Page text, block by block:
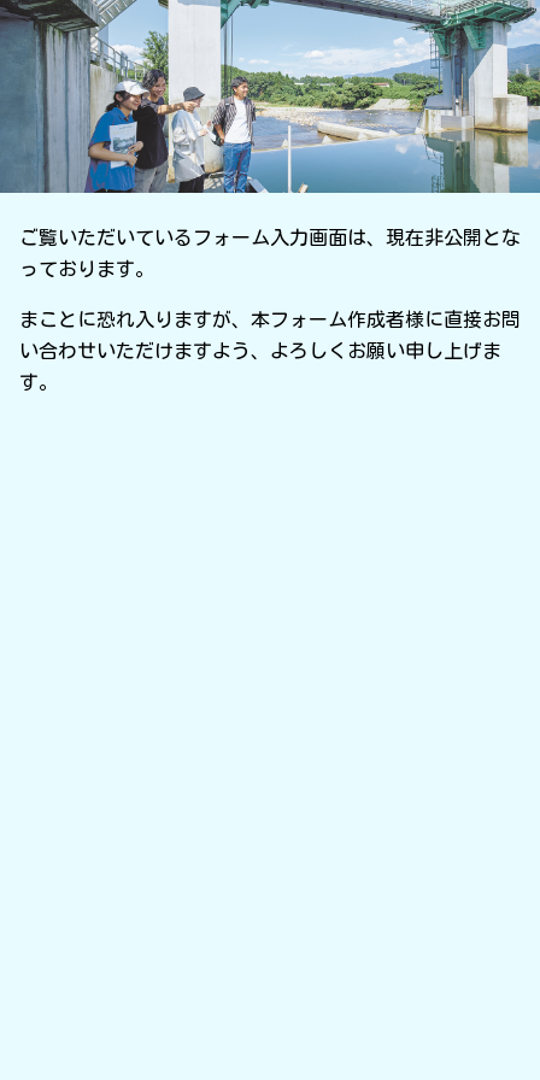
ご覧いただいているフォーム入力画面は、現在非公開とな
っております。
まことに恐れ入りますが、本フォーム作成者様に直接お問
い合わせいただけますよう、よろしくお願い申し上げま
す。